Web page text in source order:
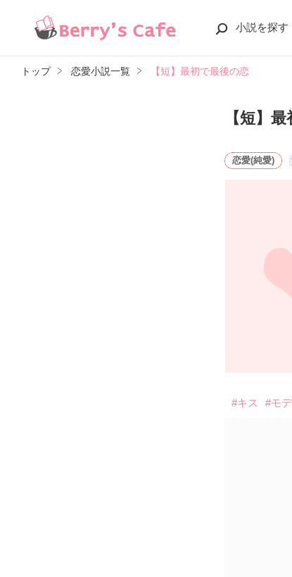
小説を探す
トップ 恋愛小説一覧 【短】最初で最後の恋
【短】
恋愛(純愛)
#キス #モ